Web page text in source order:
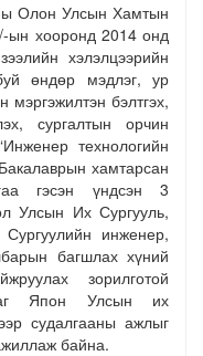
Олон Улсын Хамтын
ын хооронд 2014 онд
хэлэлцээрийн
өндөр мэдлэг, ур
мэргэжилтэн бэлтгэх,
сургалтын орчин
технологийн
хамтарсан
гэсэн үндсэн 3
Улсын Их Сургууль,
инженер,
багшлах хүний
зорилготой
Япон Улсын их
судалгааны ажлыг
байна.